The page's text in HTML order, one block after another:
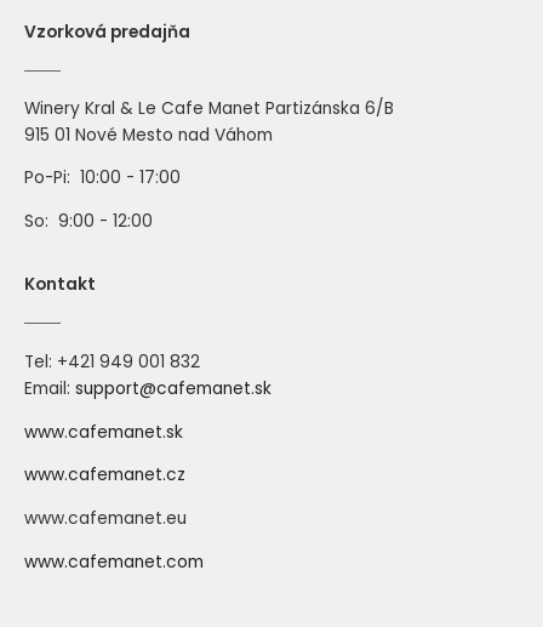
Vzorková predajňa
Winery Kral & Le Cafe Manet Partizánska 6/B
915 01 Nové Mesto nad Váhom
Po-Pi: 10:00 - 17:00
So: 9:00 - 12:00
Kontakt
Tel: +421 949 001 832
Email: support@cafemanet.sk
www.cafemanet.sk
www.cafemanet.cz
www.cafemanet.eu
www.cafemanet.com